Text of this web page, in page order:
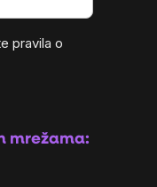
pravila o
mrežama: